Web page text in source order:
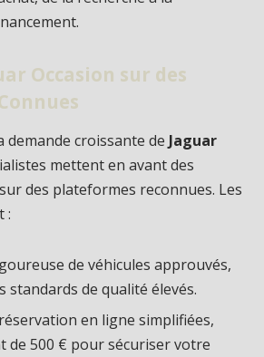
Occasion sur des
demande croissante de Jaguar
mettent en avant des
des plateformes reconnues. Les
:
de véhicules approuvés,
standards de qualité élevés.
en ligne simplifiées,
de 500 € pour sécuriser votre